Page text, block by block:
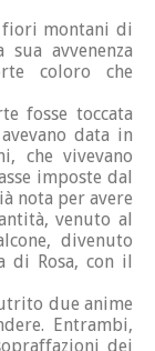
fiori montani di
avvenenza
coloro che
fosse toccata
data in
che vivevano
imposte dal
nota per avere
venuto al
divenuto
di Rosa, con il
due anime
Entrambi,
dei